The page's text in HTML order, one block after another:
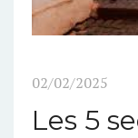
02/02/2025
Les 5